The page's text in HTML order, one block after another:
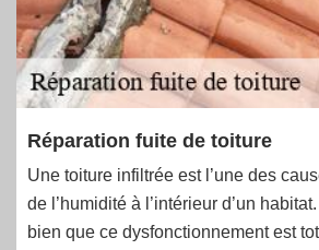
Réparation fuite de toiture
Une toiture infiltrée est l’une des
de l’humidité à l’intérieur d’un
bien que ce dysfonctionnement est